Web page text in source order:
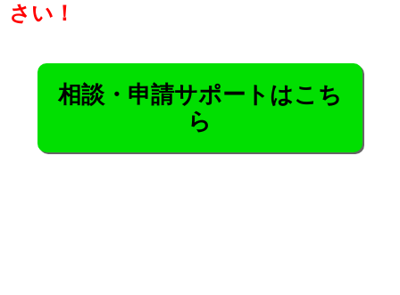
さい！
相談・申請サポートはこち
ら